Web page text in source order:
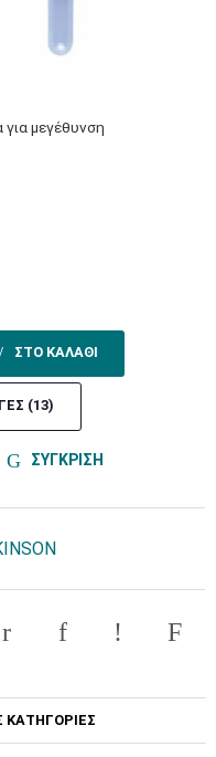
για μεγέθυνση
ΣΤΟ ΚΑΛΑΘΙ
(13)
ΣΥΓΚΡΙΣΗ
ΚΑΤΗΓΟΡΙΕΣ